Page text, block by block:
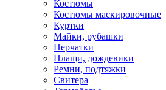
Костюмы
Костюмы маскировочные
Куртки
Майки, рубашки
Перчатки
Плащи, дождевики
Ремни, подтяжки
Свитера